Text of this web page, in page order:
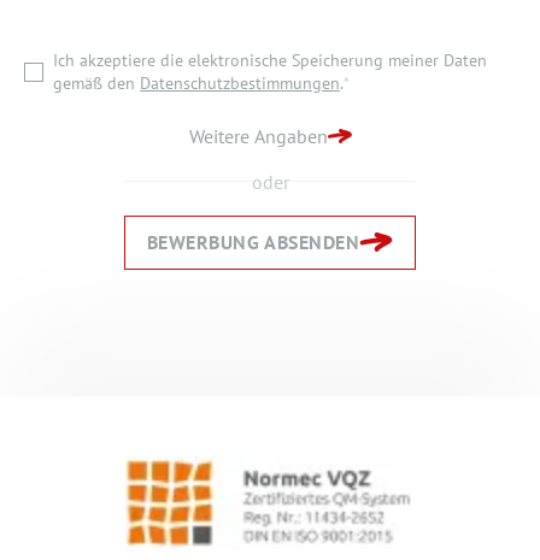
Ich akzeptiere die elektronische Speicherung meiner Daten
gemäß den Datenschutzbestimmungen.*
Weitere Angaben
oder
BEWERBUNG ABSENDEN
ZURÜCK ZUR STARTSEITE